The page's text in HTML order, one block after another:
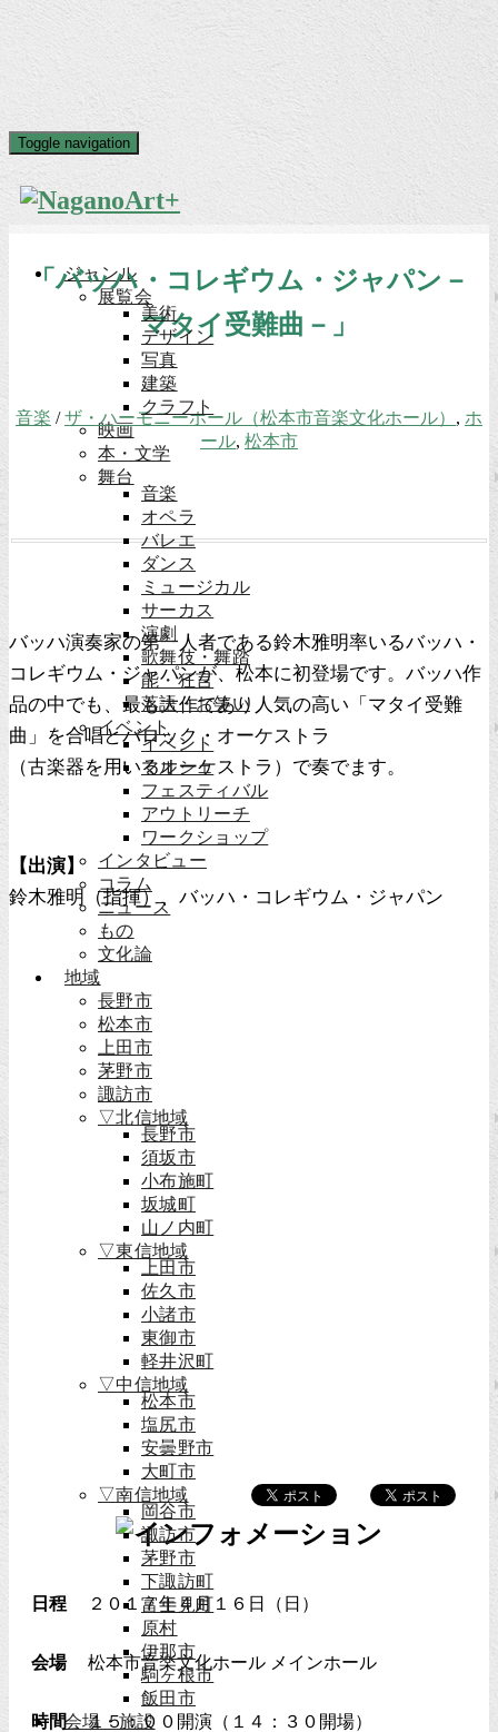
Toggle navigation
ジャンル
展覧会
美術
デザイン
写真
建築
クラフト
映画
本・文学
舞台
音楽
オペラ
バレエ
ダンス
ミュージカル
サーカス
演劇
歌舞伎・舞踏
能・狂言
落語・お笑い
イベント
イベント
マルシェ
フェスティバル
アウトリーチ
ワークショップ
インタビュー
コラム
ニュース
もの
文化論
地域
長野市
松本市
上田市
茅野市
諏訪市
▽北信地域
長野市
須坂市
小布施町
坂城町
山ノ内町
▽東信地域
上田市
佐久市
小諸市
東御市
軽井沢町
▽中信地域
松本市
塩尻市
安曇野市
大町市
▽南信地域
岡谷市
諏訪市
茅野市
下諏訪町
富士見町
原村
伊那市
駒ヶ根市
飯田市
会場・施設
「バッハ・コレギウム・ジャパン－
マタイ受難曲－」
音楽 /ザ・ハーモニーホール（松本市音楽文化ホール） , ホ
ール, 松本市
バッハ演奏家の第一人者である鈴木雅明率いるバッハ・
コレギウム・ジャパンが、松本に初登場です。バッハ作
品の中でも、最も大作であり人気の高い「マタイ受難
曲」を合唱とバロック・オーケストラ
（古楽器を用いるオーケストラ）で奏でます。
【出演】
鈴木雅明（指揮）、バッハ・コレギウム・ジャパン
日程 ２０１７年４月１６日（日）
会場 松本市音楽文化ホール メインホール
時間 １５：００開演（１４：３０開場）